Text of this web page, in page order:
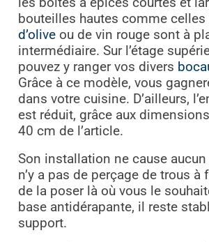
bouteilles hautes comme celles
d’oliveou de vin rouge sont à
intermédiaire. Sur l’étage
pouvez y ranger vos divers
Grâce à ce modèle, vous
dans votre cuisine. D’ailleurs,
est réduit, grâce aux
40 cm de l’article.
Son installation ne cause aucun
n’y a pas de perçage de trous à
de la poser là où vous le
base antidérapante, il reste
support.